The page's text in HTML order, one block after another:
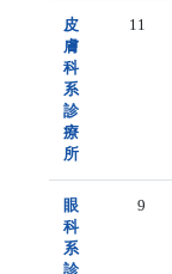
皮
膚
科
系
診
療
所
11
眼
科
系
診
9